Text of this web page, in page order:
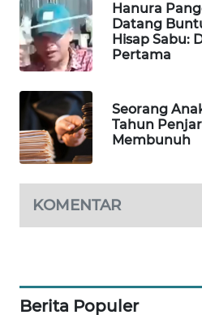
Hanura
Datang
Hisap Sabu:
Pertama
Seorang
Tahun
Membunuh
KOMENTAR
Berita Populer
NEWS
SITUNGIR
NEWS
SIDIKALANG
NEWS
METRO
METRO